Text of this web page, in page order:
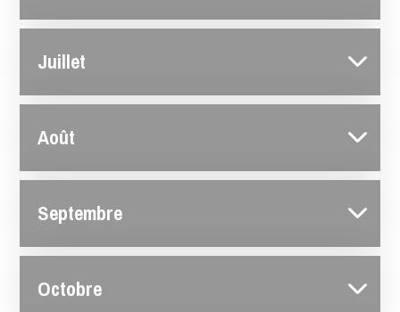
Juillet
Août
Septembre
Octobre